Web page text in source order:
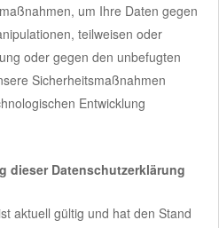
um Ihre Daten gegen
teilweisen oder
oder gegen den unbefugten
Sicherheitsmaßnahmen
Entwicklung
dieser Datenschutzerklärung
aktuell gültig und hat den Stand